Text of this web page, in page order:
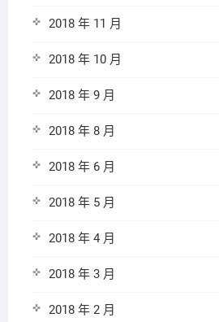
2018 年 11 月
2018 年 10 月
2018 年 9 月
2018 年 8 月
2018 年 6 月
2018 年 5 月
2018 年 4 月
2018 年 3 月
2018 年 2 月